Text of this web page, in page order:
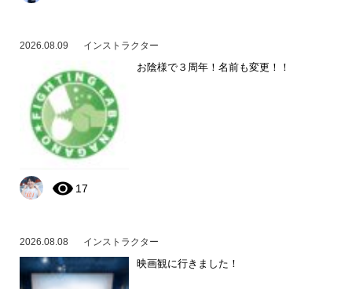
2026.08.09 インストラクター
お陰様で３周年！名前も変更！！
17
2026.08.08 インストラクター
映画観に行きました！